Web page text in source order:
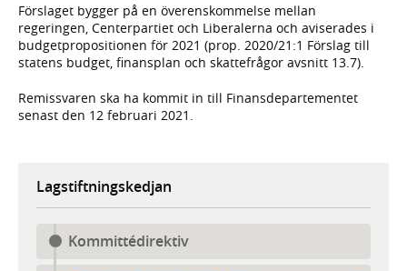
Förslaget bygger på en överenskommelse mellan
regeringen, Centerpartiet och Liberalerna och aviserades i
budgetpropositionen för 2021 (prop. 2020/21:1 Förslag till
statens budget, finansplan och skattefrågor avsnitt 13.7).
Remissvaren ska ha kommit in till Finansdepartementet
senast den 12 februari 2021.
Lagstiftningskedjan
Kommittédirektiv